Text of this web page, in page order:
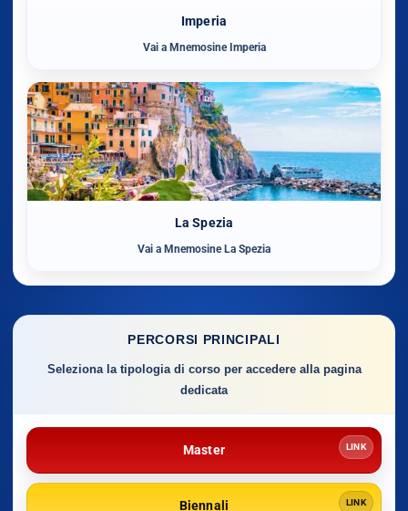
Imperia
Vai a Mnemosine Imperia
La Spezia
Vai a Mnemosine La Spezia
PERCORSI PRINCIPALI
Seleziona la tipologia di corso per accedere alla pagina
dedicata
Master LINK
Biennali LINK